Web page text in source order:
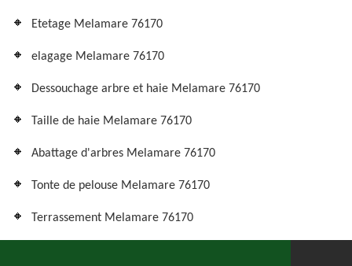
Etetage Melamare 76170
elagage Melamare 76170
Dessouchage arbre et haie Melamare 76170
Taille de haie Melamare 76170
Abattage d'arbres Melamare 76170
Tonte de pelouse Melamare 76170
Terrassement Melamare 76170